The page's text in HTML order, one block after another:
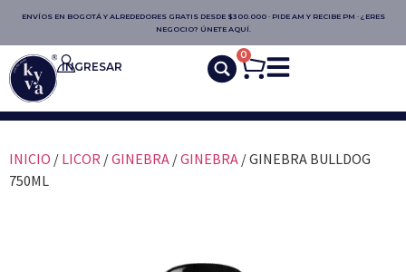
ENVÍOS EN BOGOTÁ Y ALREDEDORES GRATIS DESDE $300.000 · PIDE AM Y RECIBE PM · ¿ERES
NEGOCIO? ÚNETE AQUÍ.
INGRESAR
0
INICIO / LICOR /GINEBRA /GINEBRA / GINEBRA BULLDOG
750ML